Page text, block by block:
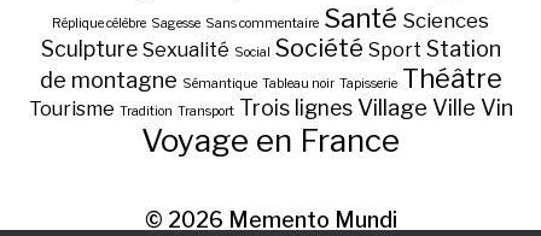
Réplique célèbre Sagesse Sans commentaire Santé Sciences
Sculpture Sexualité Social Société Sport Station
de montagne Sémantique Tableau noir Tapisserie Théâtre
Tourisme Tradition Transport Trois lignes Village Ville Vin
Voyage en France
© 2026 Memento Mundi